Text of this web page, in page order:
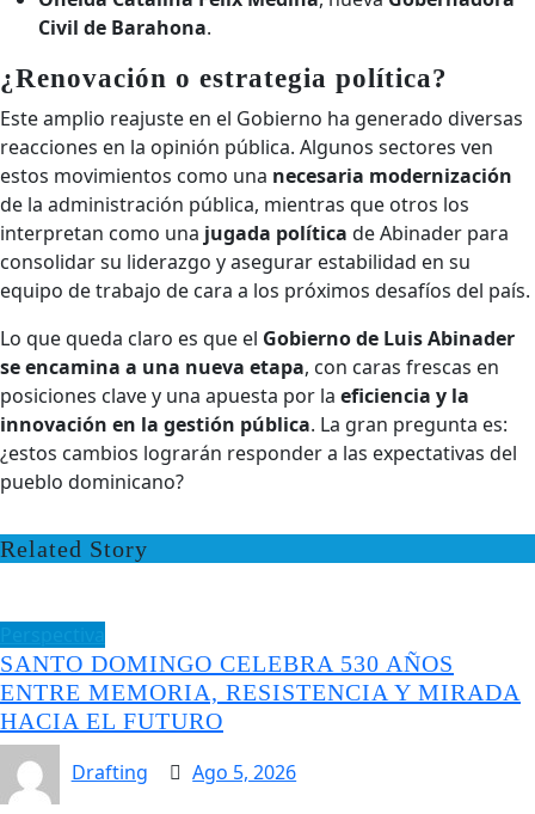
Civil de Barahona.
¿Renovación o estrategia política?
Este amplio reajuste en el Gobierno ha generado diversas
reacciones en la opinión pública. Algunos sectores ven
estos movimientos como una necesaria modernización
de la administración pública, mientras que otros los
interpretan como una jugada política de Abinader para
consolidar su liderazgo y asegurar estabilidad en su
equipo de trabajo de cara a los próximos desafíos del país.
Lo que queda claro es que el Gobierno de Luis Abinader
se encamina a una nueva etapa, con caras frescas en
posiciones clave y una apuesta por la eficiencia y la
innovación en la gestión pública. La gran pregunta es:
¿estos cambios lograrán responder a las expectativas del
pueblo dominicano?
Related Story
SANTO DOMINGO CELEBRA 530 AÑOS
ENTRE MEMORIA, RESISTENCIA Y MIRADA
HACIA EL FUTURO
Drafting
Ago 5, 2026